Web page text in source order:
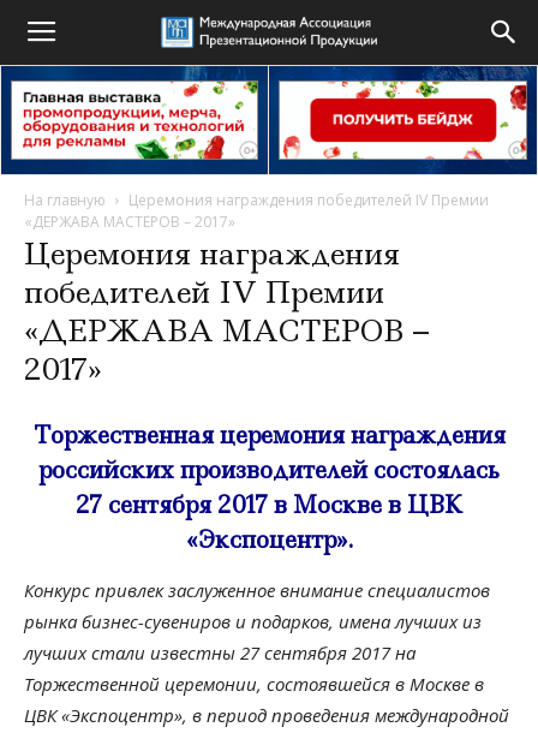
На главную
Церемония награждения победителей IV Премии
«ДЕРЖАВА МАСТЕРОВ – 2017»
Церемония награждения
победителей IV Премии
«ДЕРЖАВА МАСТЕРОВ –
2017»
Торжественная церемония награждения
российских производителей состоялась
27 сентября 2017 в Москве в ЦВК
«Экспоцентр».
Конкурс привлек заслуженное внимание специалистов
рынка бизнес-сувениров и подарков, имена лучших из
лучших стали известны 27 сентября 2017 на
Торжественной церемонии, состоявшейся в Москве в
ЦВК «Экспоцентр», в период проведения международной